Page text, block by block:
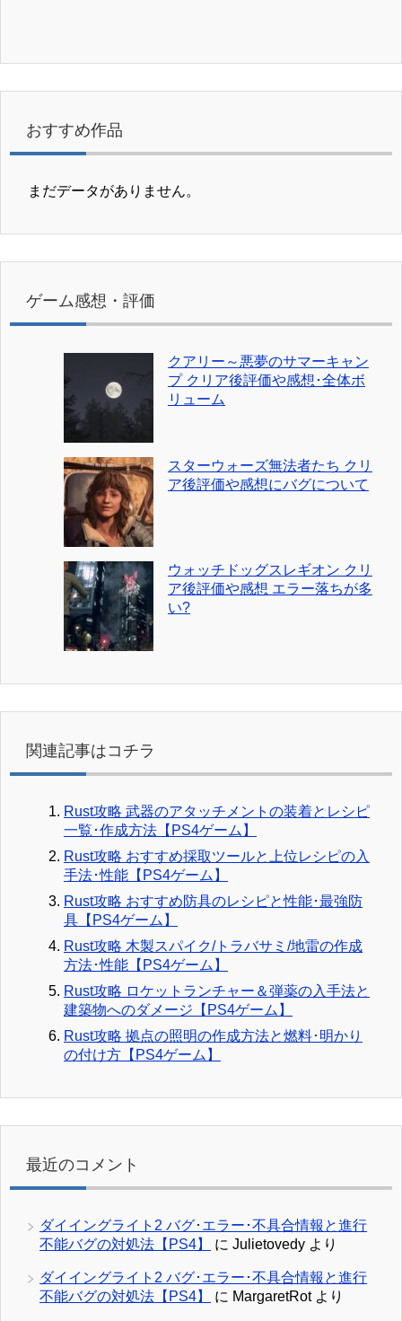
おすすめ作品
まだデータがありません。
ゲーム感想・評価
クアリー～悪夢のサマーキャン
プ クリア後評価や感想･全体ボ
リューム
スターウォーズ無法者たち クリ
ア後評価や感想にバグについて
ウォッチドッグスレギオン クリ
ア後評価や感想 エラー落ちが多
い?
関連記事はコチラ
Rust攻略 武器のアタッチメントの装着とレシピ
一覧･作成方法【PS4ゲーム】
Rust攻略 おすすめ採取ツールと上位レシピの入
手法･性能【PS4ゲーム】
Rust攻略 おすすめ防具のレシピと性能･最強防
具【PS4ゲーム】
Rust攻略 木製スパイク/トラバサミ/地雷の作成
方法･性能【PS4ゲーム】
Rust攻略 ロケットランチャー＆弾薬の入手法と
建築物へのダメージ【PS4ゲーム】
Rust攻略 拠点の照明の作成方法と燃料･明かり
の付け方【PS4ゲーム】
最近のコメント
ダイイングライト2 バグ･エラー･不具合情報と進行
不能バグの対処法【PS4】
に Julietovedy より
ダイイングライト2 バグ･エラー･不具合情報と進行
不能バグの対処法【PS4】
に MargaretRotより